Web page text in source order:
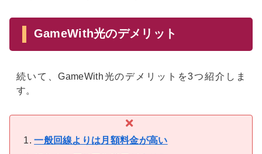
GameWith光のデメリット
続いて、GameWith光のデメリットを3つ紹介しま
す。
一般回線よりは月額料金が高い